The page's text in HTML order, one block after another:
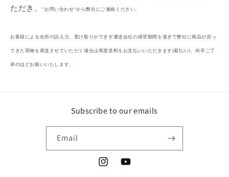
ただき、"お問い合わせ"から弊社にご連絡ください。
お客様による住所の誤入力、受け取りができず運送会社の保管期間を過ぎて弊社に商品が戻っ
てきた荷物を再送させていただく場合は再度送料をお支払いいただきます(着払い)。何卒ご了
承のほどお願いいたします。
Subscribe to our emails
Email
InstagramYouTube